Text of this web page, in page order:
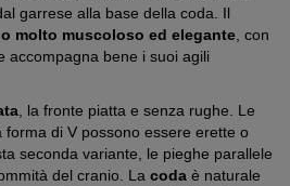
garrese alla base della coda. Il
molto muscoloso ed elegante , con
accompagna bene i suoi agili
, la fronte piatta e senza rughe. Le
di V possono essere erette o
seconda variante, le pieghe parallele
del cranio. La coda è naturale